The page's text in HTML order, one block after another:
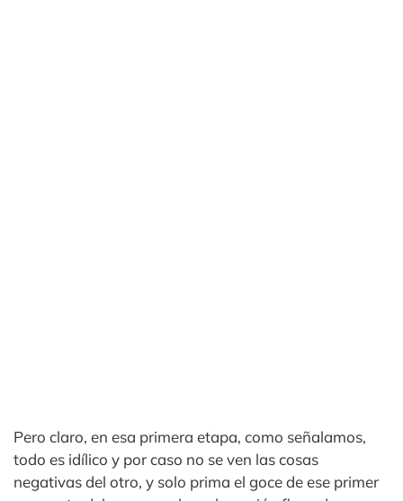
Pero claro, en esa primera etapa, como señalamos,
todo es idílico y por caso no se ven las cosas
negativas del otro, y solo prima el goce de ese primer